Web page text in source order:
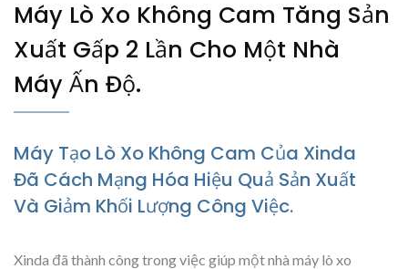
Máy Lò Xo Không Cam Tăng Sản
Xuất Gấp 2 Lần Cho Một Nhà
Máy Ấn Độ.
Máy Tạo Lò Xo Không Cam Của Xinda
Đã Cách Mạng Hóa Hiệu Quả Sản Xuất
Và Giảm Khối Lượng Công Việc.
Xinda đã thành công trong việc giúp một nhà máy lò xo